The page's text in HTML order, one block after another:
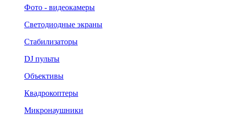
Фото - видеокамеры
Светодиодные экраны
Стабилизаторы
DJ пульты
Объективы
Квадрокоптеры
Микронаушники